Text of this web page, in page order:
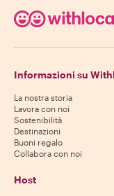
Informazioni su
La nostra storia
Lavora con noi
Sostenibilità
Destinazioni
Buoni regalo
Collabora con noi
Host